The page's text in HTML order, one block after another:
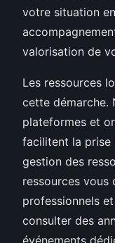
votre situation
valorisation de
Les ressources
cette démarche.
plateformes et
facilitent la prise
gestion des
ressources vous
professionnels
consulter des
événements